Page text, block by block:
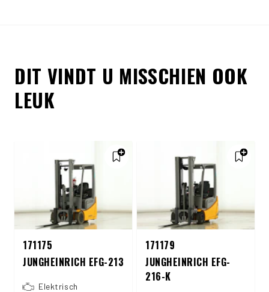
DIT VINDT U MISSCHIEN OOK
LEUK
171175
JUNGHEINRICH EFG-213
Elektrisch
171179
JUNGHEINRICH EFG-
216-K